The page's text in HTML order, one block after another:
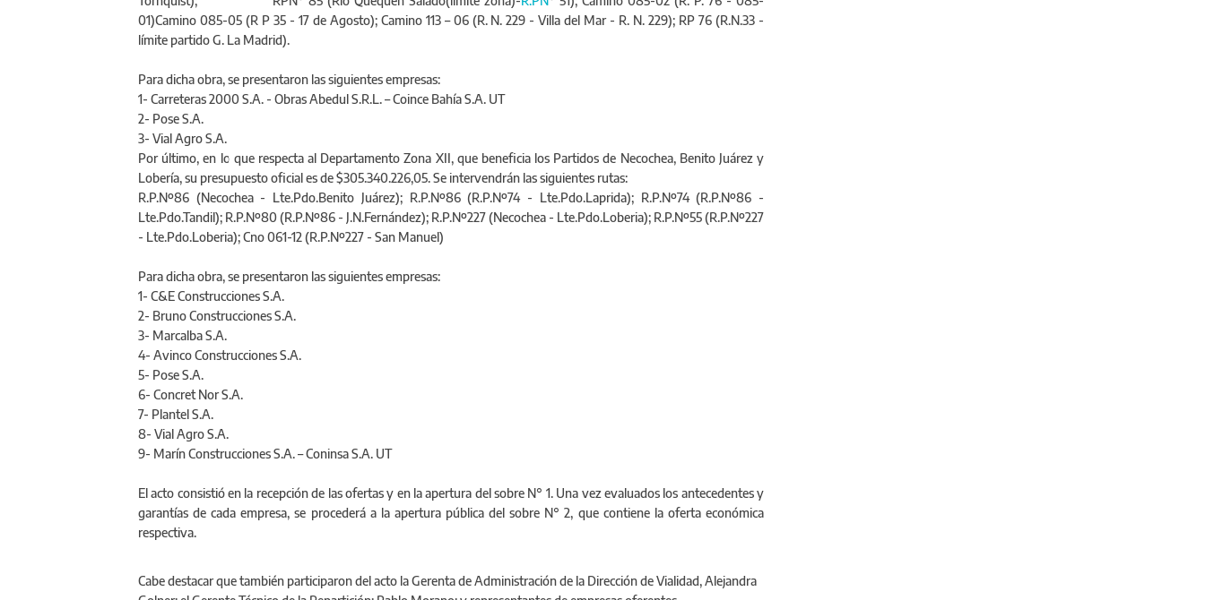
Tornquist); RPN° 85 (Río Quequén Salado(límite zona)- R.PN ° 51); Camino 085-02 (R. P. 76 - 085-
01)Camino 085-05 (R P 35 - 17 de Agosto); Camino 113 – 06 (R. N. 229 - Villa del Mar - R. N. 229); RP 76 (R.N.33 -
límite partido G. La Madrid).
Para dicha obra, se presentaron las siguientes empresas:
1- Carreteras 2000 S.A. - Obras Abedul S.R.L. – Coince Bahía S.A. UT
2- Pose S.A.
3- Vial Agro S.A.
Por último, en lo que respecta al Departamento Zona XII, que beneficia los Partidos de Necochea, Benito Juárez y
Lobería, su presupuesto oficial es de $305.340.226,05. Se intervendrán las siguientes rutas:
R.P.Nº86 (Necochea - Lte.Pdo.Benito Juárez); R.P.Nº86 (R.P.Nº74 - Lte.Pdo.Laprida); R.P.Nº74 (R.P.Nº86 -
Lte.Pdo.Tandil); R.P.Nº80 (R.P.Nº86 - J.N.Fernández); R.P.Nº227 (Necochea - Lte.Pdo.Loberia); R.P.Nº55 (R.P.Nº227
- Lte.Pdo.Loberia); Cno 061-12 (R.P.Nº227 - San Manuel)
Para dicha obra, se presentaron las siguientes empresas:
1- C&E Construcciones S.A.
2- Bruno Construcciones S.A.
3- Marcalba S.A.
4- Avinco Construcciones S.A.
5- Pose S.A.
6- Concret Nor S.A.
7- Plantel S.A.
8- Vial Agro S.A.
9- Marín Construcciones S.A. – Coninsa S.A. UT
El acto consistió en la recepción de las ofertas y en la apertura del sobre N° 1. Una vez evaluados los antecedentes y
garantías de cada empresa, se procederá a la apertura pública del sobre N° 2, que contiene la oferta económica
respectiva.
Cabe destacar que también participaron del acto la Gerenta de Administración de la Dirección de Vialidad, Alejandra